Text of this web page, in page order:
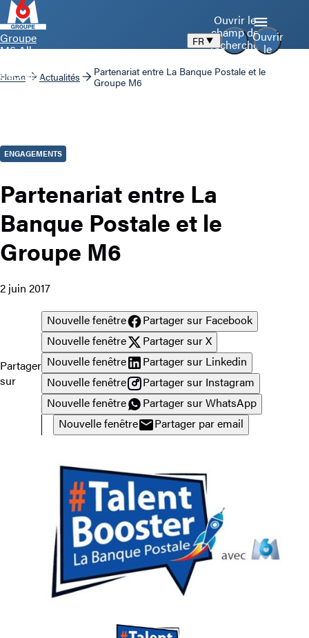
Groupe
M6 Aller
d’accueil
Ouvrir
le
FR
Ouvrir le
champ de
recherche
Home Actualités
Partenariat entre La Banque Postale et le
Groupe M6
ENGAGEMENTS
Partenariat entre La
Banque Postale et le
Groupe M6
2 juin 2017
Partager
sur
Nouvelle fenêtre
Partager sur Facebook
Nouvelle fenêtre
Partager sur X
Nouvelle fenêtre
Partager sur Linkedin
Nouvelle fenêtre
Partager sur Instagram
Nouvelle fenêtre
Partager sur WhatsApp
Nouvelle fenêtre
Partager par email